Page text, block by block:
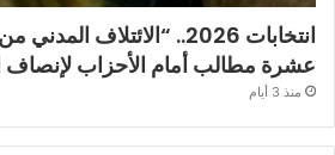
انتخابات 2026.. “الائتلاف
عشرة مطالب أمام الأحزاب لإنصاف
منذ 3 أيام